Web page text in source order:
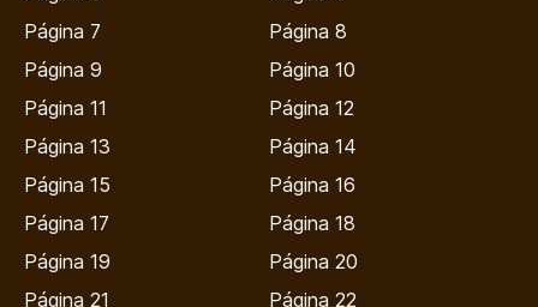
Página 7
Página 8
Página 9
Página 10
Página 11
Página 12
Página 13
Página 14
Página 15
Página 16
Página 17
Página 18
Página 19
Página 20
Página 21
Página 22